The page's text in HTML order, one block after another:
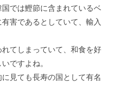
では鰹節に含まれているベ
害であるとしていて、輸入
てしまっていて、和食を好
ですよね。
見ても長寿の国として有名